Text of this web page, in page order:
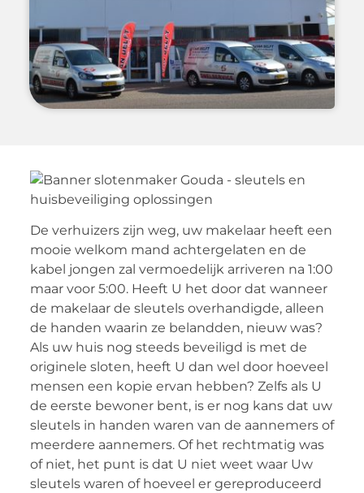
De verhuizers zijn weg, uw makelaar heeft een
mooie welkom mand achtergelaten en de
kabel jongen zal vermoedelijk arriveren na 1:00
maar voor 5:00. Heeft U het door dat wanneer
de makelaar de sleutels overhandigde, alleen
de handen waarin ze belandden, nieuw was?
Als uw huis nog steeds beveiligd is met de
originele sloten, heeft U dan wel door hoeveel
mensen een kopie ervan hebben? Zelfs als U
de eerste bewoner bent, is er nog kans dat uw
sleutels in handen waren van de aannemers of
meerdere aannemers. Of het rechtmatig was
of niet, het punt is dat U niet weet waar Uw
sleutels waren of hoeveel er gereproduceerd